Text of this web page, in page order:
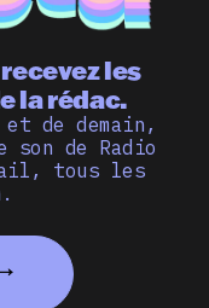
les
la rédac.
de demain,
de Radio
tous les